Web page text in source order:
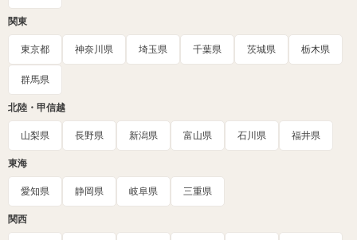
関東
東京都 神奈川県 埼玉県 千葉県 茨城県 栃木県
群馬県
北陸・甲信越
山梨県 長野県 新潟県 富山県 石川県 福井県
東海
愛知県 静岡県 岐阜県 三重県
関西